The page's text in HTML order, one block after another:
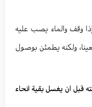
وقف والماء يصب عليه
ولكنه يطمئن بوصول
قبل ان يغسل بقية انحاء